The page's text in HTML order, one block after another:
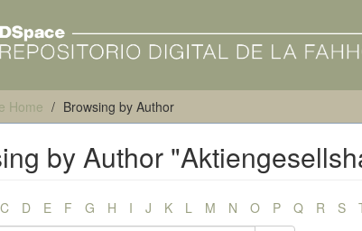
Home Browsing by Author
by Author
C D E F G H I J K L M N O P Q R S